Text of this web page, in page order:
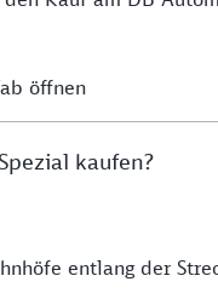
öffnen
kaufen?
entlang der